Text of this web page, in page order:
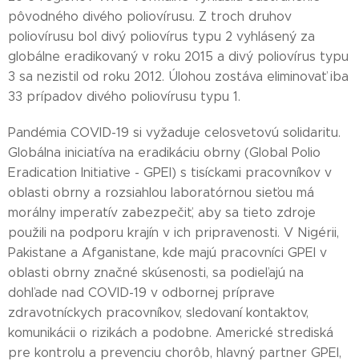
pôvodného divého poliovírusu. Z troch druhov
poliovírusu bol divý poliovírus typu 2 vyhlásený za
globálne eradikovaný v roku 2015 a divý poliovírus typu
3 sa nezistil od roku 2012. Úlohou zostáva eliminovať iba
33 prípadov divého poliovírusu typu 1.
Pandémia COVID-19 si vyžaduje celosvetovú solidaritu.
Globálna iniciatíva na eradikáciu obrny (Global Polio
Eradication Initiative - GPEI) s tisíckami pracovníkov v
oblasti obrny a rozsiahlou laboratórnou sieťou má
morálny imperatív zabezpečiť, aby sa tieto zdroje
použili na podporu krajín v ich pripravenosti. V Nigérii,
Pakistane a Afganistane, kde majú pracovníci GPEI v
oblasti obrny značné skúsenosti, sa podieľajú na
dohľade nad COVID-19 v odbornej príprave
zdravotníckych pracovníkov, sledovaní kontaktov,
komunikácii o rizikách a podobne. Americké strediská
pre kontrolu a prevenciu chorôb, hlavný partner GPEI,